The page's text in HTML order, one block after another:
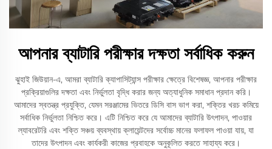
আপনার ব্যাটারি পরীক্ষার দক্ষতা সর্বাধিক করুন
ঝুহাই জিউয়ান-এ, আমরা ব্যাটারি ক্যাপাসিট্যান্স পরীক্ষার ক্ষেত্রে বিশেষজ্ঞ, আপনার পরীক্ষার
প্রক্রিয়াগুলির দক্ষতা এবং নির্ভুলতা বৃদ্ধি করার জন্য অত্যাধুনিক সমাধান প্রদান করি।
আমাদের স্বতন্ত্র প্রযুক্তি, যেমন সরঞ্জামের ভিতরে ডিসি বাস ভাগ করা, শক্তির খরচ কমিয়ে
সর্বাধিক নির্ভুলতা নিশ্চিত করে। এটি নিশ্চিত করে যে আমাদের ব্যাটারি উৎপাদন, পাওয়ার
ল্যাবরেটরি এবং শক্তি সঞ্চয় ব্যবস্থায় ক্লায়েন্টদের সর্বোচ্চ মানের ফলাফল পাওয়া যায়, যা
তাদের উৎপাদন এবং কার্যকরী কাজের প্রবাহকে অনুকূলিত করতে সাহায্য করে।